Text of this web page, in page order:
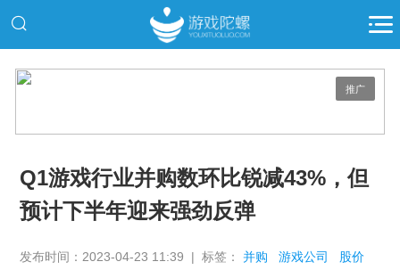
推广
Q1游戏行业并购数环比锐减43%，但
预计下半年迎来强劲反弹
发布时间：2023-04-23 11:39 | 标签：并购 游戏公司 股价